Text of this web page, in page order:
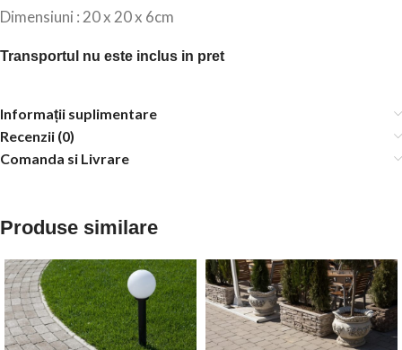
Dimensiuni : 20 x 20 x 6cm
Transportul nu este inclus in pret
Informații suplimentare
Recenzii (0)
Comanda si Livrare
Produse similare